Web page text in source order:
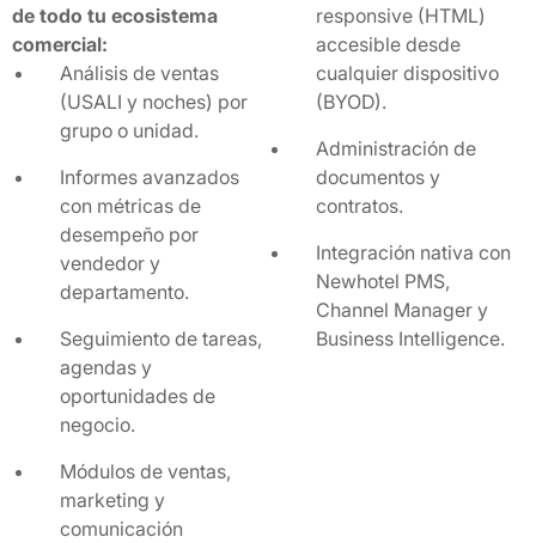
de todo tu ecosistema
comercial:
Análisis de ventas
(USALI y noches) por
grupo o unidad.
Informes avanzados
con métricas de
desempeño por
vendedor y
departamento.
Seguimiento de tareas,
agendas y
oportunidades de
negocio.
Módulos de ventas,
marketing y
comunicación
responsive (HTML)
accesible desde
cualquier dispositivo
(BYOD).
Administración de
documentos y
contratos.
Integración nativa con
Newhotel PMS,
Channel Manager y
Business Intelligence.